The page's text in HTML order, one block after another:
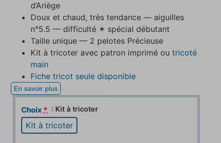
d’Ariège
Doux et chaud, très tendance — aiguilles
n°5.5 — difficulté ✶ spécial débutant
Taille unique — 2 pelotes Précieuse
Kit à tricoter avec patron imprimé outricoté
main
Fiche tricot seule disponible
En savoir plus
Choix * : Kit à tricoter
Kit à tricoter